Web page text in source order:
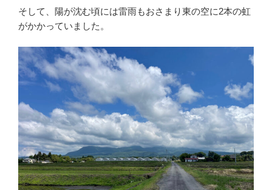
そして、陽が沈む頃には雷雨もおさまり東の空に2本の虹
がかかっていました。